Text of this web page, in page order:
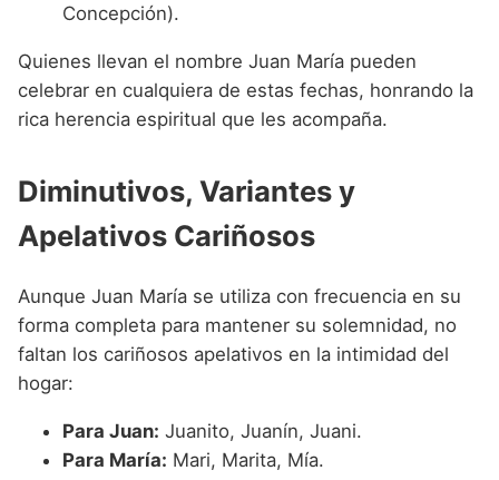
Concepción).
Quienes llevan el nombre Juan María pueden
celebrar en cualquiera de estas fechas, honrando la
rica herencia espiritual que les acompaña.
Diminutivos, Variantes y
Apelativos Cariñosos
Aunque Juan María se utiliza con frecuencia en su
forma completa para mantener su solemnidad, no
faltan los cariñosos apelativos en la intimidad del
hogar:
Para Juan: Juanito, Juanín, Juani.
Para María: Mari, Marita, Mía.